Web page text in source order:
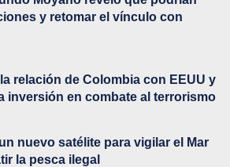
y retomar el vínculo con
relación de Colombia con EEUU y
inversión en combate al terrorismo
nuevo satélite para vigilar el Mar
la pesca ilegal